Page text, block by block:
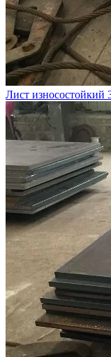
Лист износостойкий